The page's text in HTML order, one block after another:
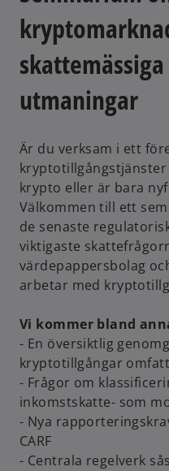
utmaningar
Är du verksam i ett
krypto eller är bara
Välkommen till ett
de senaste
viktigaste
värdepappersbolag
arbetar med
Vi kommer bland
- En översiktlig
kryptotillgångar
- Frågor om
inkomstskatte- som
- Nya
CARF
- Centrala regelverk